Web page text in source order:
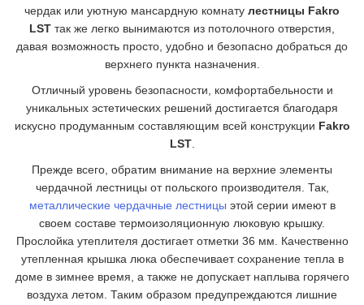
чердак или уютную мансардную комнату лестницы Fakro
LST так же легко вынимаются из потолочного отверстия,
давая возможность просто, удобно и безопасно добраться до
верхнего пункта назначения.
Отличный уровень безопасности, комфортабельности и
уникальных эстетических решений достигается благодаря
искусно продуманным составляющим всей конструкции Fakro
LST.
Прежде всего, обратим внимание на верхние элементы
чердачной лестницы от польского производителя. Так,
металлические чердачные лестницы этой серии имеют в
своем составе термоизоляционную люковую крышку.
Прослойка утеплителя достигает отметки 36 мм. Качественно
утепленная крышка люка обеспечивает сохранение тепла в
доме в зимнее время, а также не допускает наплыва горячего
воздуха летом. Таким образом предупреждаются лишние